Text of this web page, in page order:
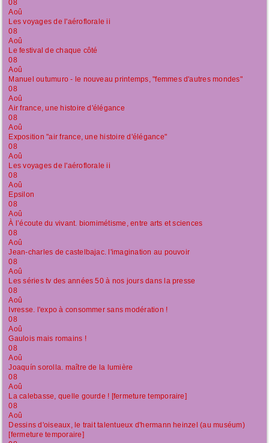
08
Aoû
Les voyages de l'aéroflorale ii
08
Aoû
Le festival de chaque côté
08
Aoû
Manuel outumuro - le nouveau printemps, "femmes d'autres mondes"
08
Aoû
Air france, une histoire d'élégance
08
Aoû
Exposition "air france, une histoire d'élégance"
08
Aoû
Les voyages de l'aéroflorale ii
08
Aoû
Epsilon
08
Aoû
À l’écoute du vivant. biomimétisme, entre arts et sciences
08
Aoû
Jean-charles de castelbajac. l'imagination au pouvoir
08
Aoû
Les séries tv des années 50 à nos jours dans la presse
08
Aoû
Ivresse. l'expo à consommer sans modération !
08
Aoû
Gaulois mais romains !
08
Aoû
Joaquín sorolla. maître de la lumière
08
Aoû
La calebasse, quelle gourde ! [fermeture temporaire]
08
Aoû
Dessins d'oiseaux, le trait talentueux d'hermann heinzel (au muséum)
[fermeture temporaire]